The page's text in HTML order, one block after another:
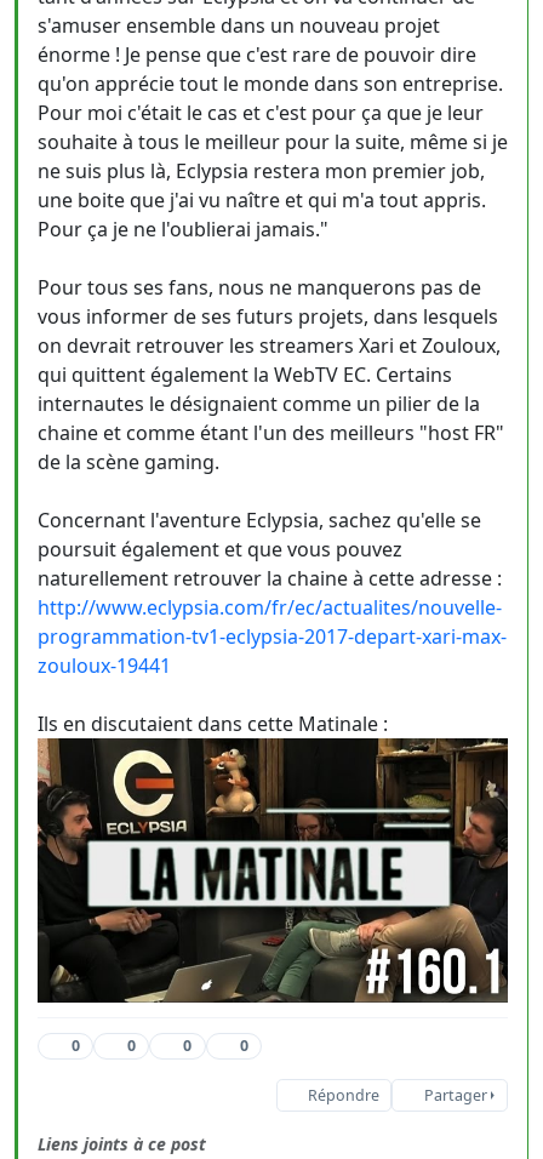
s'amuser ensemble dans un nouveau projet
énorme ! Je pense que c'est rare de pouvoir dire
qu'on apprécie tout le monde dans son entreprise.
Pour moi c'était le cas et c'est pour ça que je leur
souhaite à tous le meilleur pour la suite, même si je
ne suis plus là, Eclypsia restera mon premier job,
une boite que j'ai vu naître et qui m'a tout appris.
Pour ça je ne l'oublierai jamais."
Pour tous ses fans, nous ne manquerons pas de
vous informer de ses futurs projets, dans lesquels
on devrait retrouver les streamers Xari et Zouloux,
qui quittent également la WebTV EC. Certains
internautes le désignaient comme un pilier de la
chaine et comme étant l'un des meilleurs "host FR"
de la scène gaming.
Concernant l'aventure Eclypsia, sachez qu'elle se
poursuit également et que vous pouvez
naturellement retrouver la chaine à cette adresse :
http://www.eclypsia.com/fr/ec/actualites/nouvelle-
programmation-tv1-eclypsia-2017-depart-xari-max-
zouloux-19441
Ils en discutaient dans cette Matinale :
0 0 0 0
Répondre Partager
Liens joints à ce post